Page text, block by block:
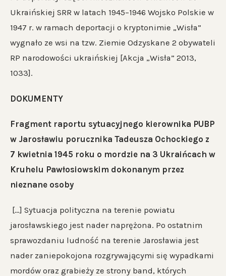
Ukraińskiej SRR w latach 1945–1946 Wojsko Polskie w
1947 r. w ramach deportacji o kryptonimie „Wisła”
wygnało ze wsi na tzw. Ziemie Odzyskane 2 obywateli
RP narodowości ukraińskiej [Akcja „Wisła” 2013,
1033].
DOKUMENTY
Fragment raportu sytuacyjnego kierownika PUBP
w Jarosławiu porucznika Tadeusza Ochockiego z
7 kwietnia 1945 roku o mordzie na 3 Ukraińcach w
Kruhelu Pawłosiowskim dokonanym przez
nieznane osoby
[…] Sytuacja polityczna na terenie powiatu
jarosławskiego jest nader naprężona. Po ostatnim
sprawozdaniu ludność na terenie Jarosławia jest
nader zaniepokojona rozgrywającymi się wypadkami
mordów oraz grabieży ze strony band, których